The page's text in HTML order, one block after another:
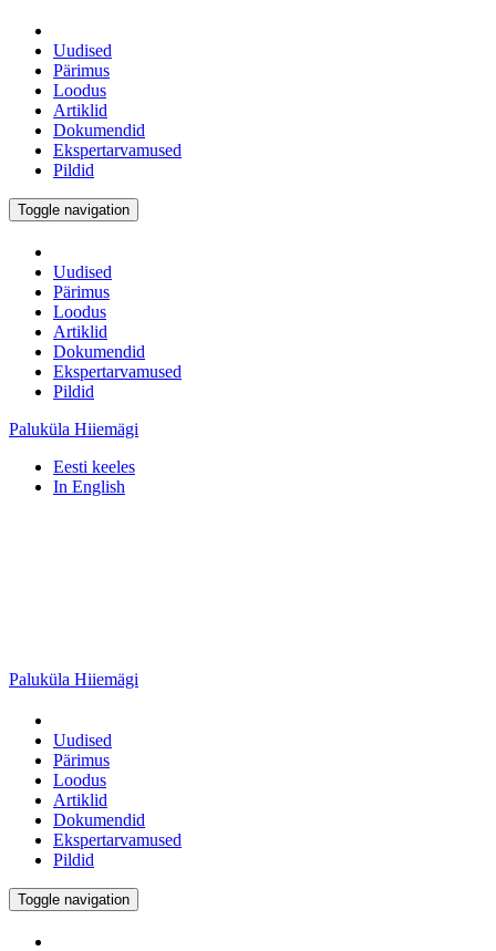
Uudised
Pärimus
Loodus
Artiklid
Dokumendid
Ekspertarvamused
Pildid
Toggle navigation
Uudised
Pärimus
Loodus
Artiklid
Dokumendid
Ekspertarvamused
Pildid
Paluküla Hiiemägi
Eesti keeles
In English
Paluküla Hiiemägi
Uudised
Pärimus
Loodus
Artiklid
Dokumendid
Ekspertarvamused
Pildid
Toggle navigation